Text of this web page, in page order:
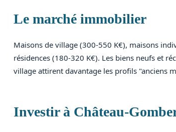
Le marché immobilier
Maisons de village (300-550 K€), maisons
résidences (180-320 K€). Les biens neufs et
village attirent davantage les profils "anciens
Investir à Château-